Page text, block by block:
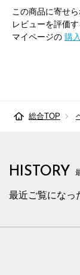
この商品に寄せ
レビューを評価
マイページの 購
総合TOP
HISTORY
最近ご覧になっ